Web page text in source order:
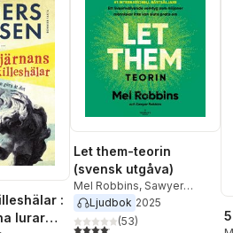
:
lurar
Let them-teorin
(svensk utgåva)
Mel Robbins, Sawyer
Robins
Ljudbok 2025
4,1utav 5 stjärnor. Totalt antal
(53)